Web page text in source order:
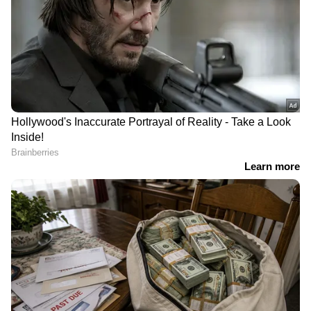
മകളുടെ
സ്വര്‍ണം വാങ്ങാന്‍
ഇറങ്ങിയതിന് പിന്നാലെ
കാണാതായി; റിട്ട.
അധ്യാപകനെ
കണ്ടെത്തിയത് ഉടുപ്പിയില്‍
വെച്ച്
മര്‍ദ്ദനം, പത്തനംതിട്ടയിൽ
13 കാരിയുടെ വ്യാജ
പോക്സോ പരാതിയിൽ
യുവാവിനെ
കസ്റ്റഡിയിലെടുത്ത
എസ്ഐക്ക് സ്ഥലംമാറ്റം